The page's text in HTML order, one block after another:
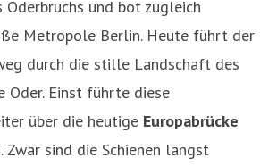
und bot zugleich
Metropole Berlin. Heute führt der
durch die stille Landschaft des
Oder. Einst führte diese
über die heutige Europabrücke
Zwar sind die Schienen längst